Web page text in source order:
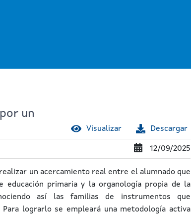
un
Visualizar Descargar
12/09/2025
un acercamiento real entre el alumnado que
educación primaria y la organología propia de la
así las familias de instrumentos que
lograrlo se empleará una metodología activa